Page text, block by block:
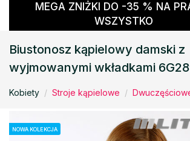
MEGA ZNIŻKI DO -35 % NA
WSZYSTKO
Biustonosz kąpielowy damski z
wyjmowanymi wkładkami
Kobiety Stroje kąpielowe
NOWA KOLEKCJA